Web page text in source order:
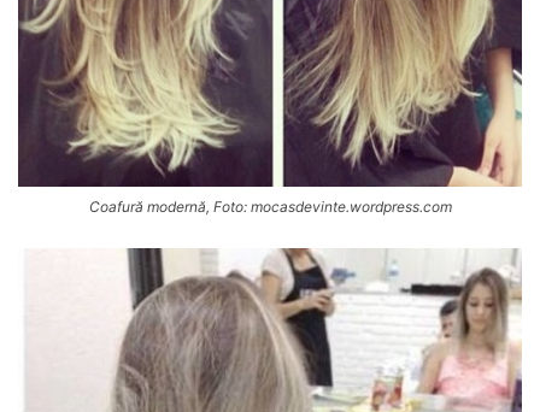
Coafură modernă, Foto: mocasdevinte.wordpress.com